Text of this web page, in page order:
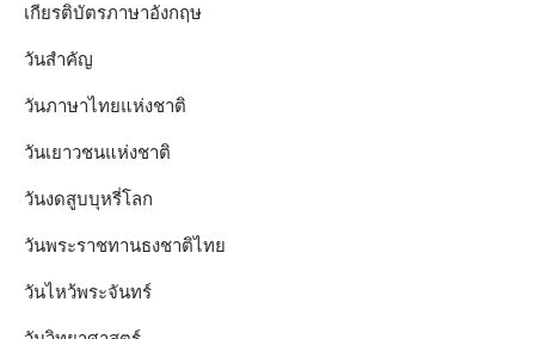
เกียรติบัตรภาษาอังกฤษ
วันสำคัญ
วันภาษาไทยแห่งชาติ
วันเยาวชนแห่งชาติ
วันงดสูบบุหรี่โลก
วันพระราชทานธงชาติไทย
วันไหว้พระจันทร์​